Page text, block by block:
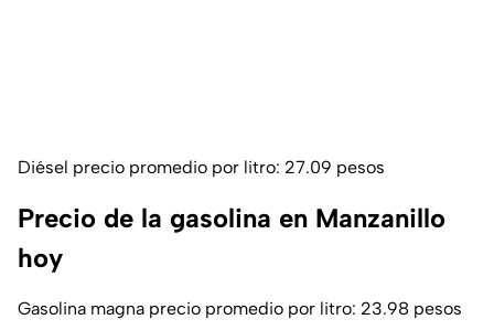
Diésel precio promedio por litro: 27.09 pesos
Precio de la gasolina en Manzanillo
hoy
Gasolina magna precio promedio por litro: 23.98 pesos